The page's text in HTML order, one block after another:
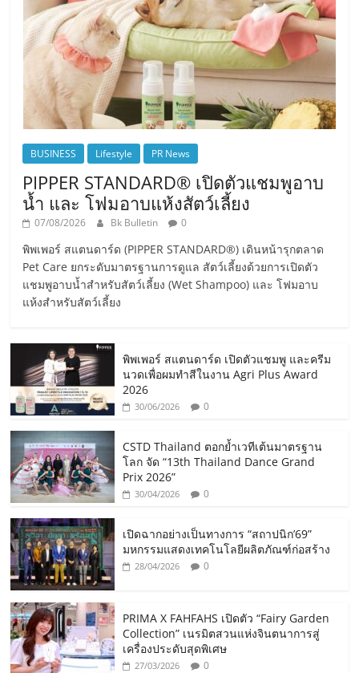
BUSINESS Lifestyle PR News
PIPPER STANDARD® เปิดตัวแชมพูอาบ
น้ำ และ โฟมอาบแห้งสัตว์เลี้ยง
07/08/2026 Bk Bulletin 0
พิพเพอร์ สแตนดาร์ด (PIPPER STANDARD®) เดินหน้ารุกตลาด
Pet Care ยกระดับมาตรฐานการดูแล สัตว์เลี้ยงด้วยการเปิดตัว
แชมพูอาบน้ำสำหรับสัตว์เลี้ยง (Wet Shampoo) และ โฟมอาบ
แห้งสำหรับสัตว์เลี้ยง
พิพเพอร์ สแตนดาร์ด เปิดตัวแชมพู และครีม
นวดเพื่อผมทำสีในงาน Agri Plus Award
2026
30/06/2026 0
CSTD Thailand ตอกย้ำเวทีเต้นมาตรฐาน
โลก จัด “13th Thailand Dance Grand
Prix 2026”
30/04/2026 0
เปิดฉากอย่างเป็นทางการ “สถาปนิก’69”
มหกรรมแสดงเทคโนโลยีผลิตภัณฑ์ก่อสร้าง
28/04/2026 0
PRIMA X FAHFAHS เปิดตัว “Fairy Garden
Collection” เนรมิตสวนแห่งจินตนาการสู่
เครื่องประดับสุดพิเศษ
27/03/2026 0